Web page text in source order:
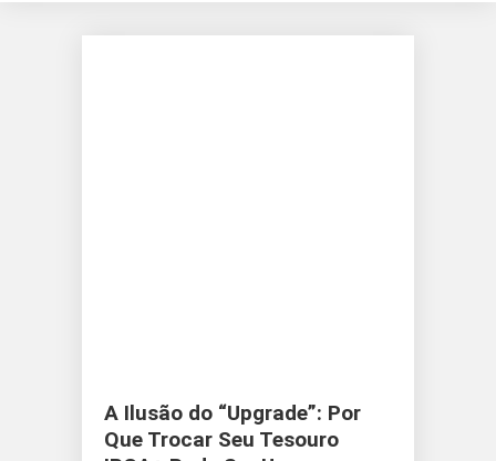
A Ilusão do “Upgrade”: Por
Que Trocar Seu Tesouro